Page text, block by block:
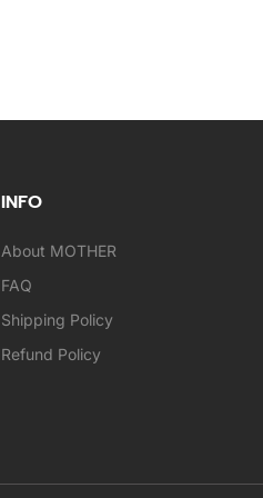
INFO
About MOTHER
FAQ
Shipping Policy
Refund Policy